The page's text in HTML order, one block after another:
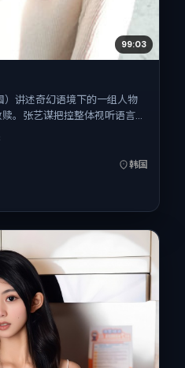
99:03
）讲述奇幻语境下的一组人物
。张艺谋把控整体视听语言，
线与网络平台，春季档公
韩国